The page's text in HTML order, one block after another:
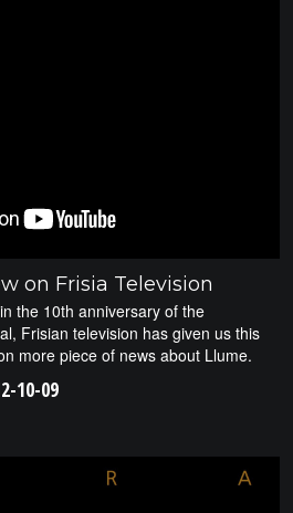
on Frisia Television
the 10th anniversary of the
Frisian television has given us this
more piece of news about Llume.
10-09